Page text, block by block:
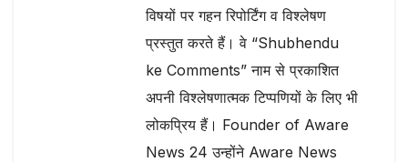
विषयों पर गहन रिपोर्टिंग व विश्लेषण
प्रस्तुत करते हैं। वे “Shubhendu
ke Comments” नाम से प्रकाशित
अपनी विश्लेषणात्मक टिप्पणियों के लिए भी
लोकप्रिय हैं। Founder of Aware
News 24 उन्होंने Aware News